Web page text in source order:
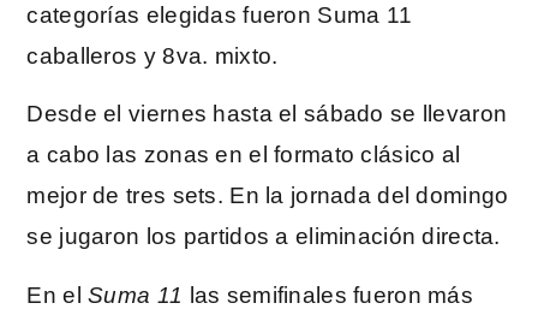
categorías elegidas fueron Suma 11
caballeros y 8va. mixto.
Desde el viernes hasta el sábado se llevaron
a cabo las zonas en el formato clásico al
mejor de tres sets. En la jornada del domingo
se jugaron los partidos a eliminación directa.
En elSuma 11 las semifinales fueron más